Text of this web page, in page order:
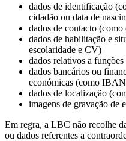
dados de identificação
cidadão ou data de
dados de contacto
dados de habilitação e
escolaridade e CV)
dados relativos a
dados bancários ou
económicas (como
dados de localização
imagens de gravação de
Em regra, a LBC não recolhe
ou dados referentes a